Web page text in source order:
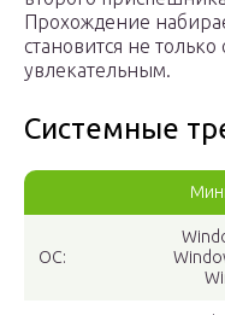
Прохождение
становится не
увлекательным.
Системные
ОС: